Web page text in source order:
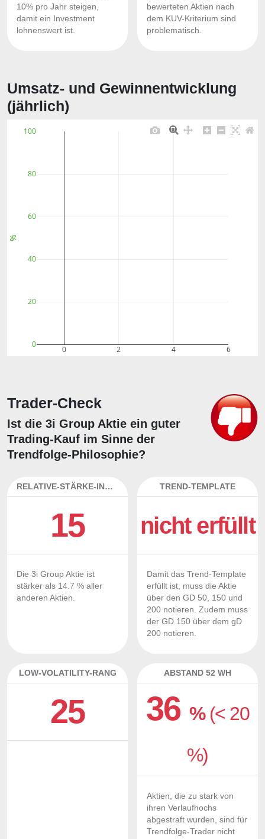
10% pro Jahr steigen,
damit ein Investment
lohnenswert ist.
bewerteten Aktien nach
dem KUV-Kriterium sind
problematisch.
Umsatz- und Gewinnentwicklung
(jährlich)
0 2 4 6
0
20
40
60
80
100
%
Trader-Check
Ist die 3i Group Aktie ein guter
Trading-Kauf im Sinne der
Trendfolge-Philosophie?
RELATIVE-STÄRKE-INDEX
15
Die 3i Group Aktie ist
stärker als 14.7 % aller
anderen Aktien.
TREND-TEMPLATE
nicht erfüllt
Damit das Trend-Template
erfüllt ist, muss die Aktie
über den GD 50, 150 und
200 notieren. Zudem muss
der GD 150 über dem gD
200 notieren.
LOW-VOLATILITY-RANG
25
ABSTAND 52 WH
36% (< 20
%)
Aktien, die zu stark von
ihren Verlaufhochs
abgestraft wurden, sind für
Trendfolge-Trader nicht